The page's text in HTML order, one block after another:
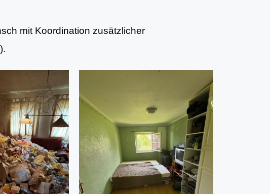
mit Koordination zusätzlicher